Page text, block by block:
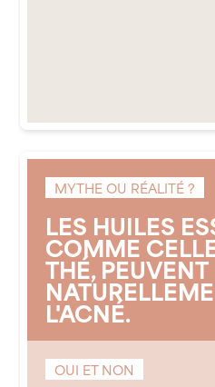
MYTHE OU RÉALITÉ ?
LES HUILES
COMME
THÉ, PEUVENT
L'ACNÉ.
OUI ET NON